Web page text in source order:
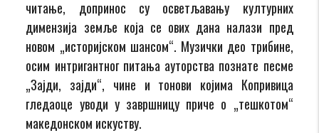
читање, допринос су осветљавању културних
димензија земље која се ових дана налази пред
новом „историјском шансом“. Музички део трибине,
осим интригантног питања ауторства познате песме
„Зајди, зајди“, чине и тонови којима Копривица
гледаоце уводи у завршницу приче о „тешкотом“
македонском искуству.